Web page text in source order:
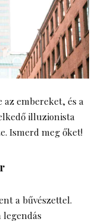
embereket, és a
illuzionista
Ismerd meg őket!
a bűvészettel.
legendás